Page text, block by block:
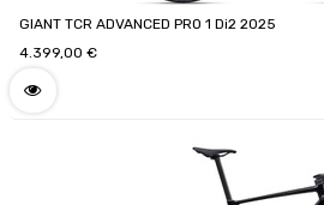
GIANT TCR ADVANCED PRO 1 Di2 2025
4.399,00 €